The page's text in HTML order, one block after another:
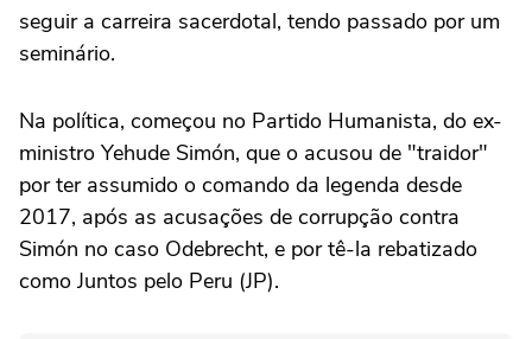
seguir a carreira sacerdotal, tendo passado por um
seminário.
Na política, começou no Partido Humanista, do ex-
ministro Yehude Simón, que o acusou de "traidor"
por ter assumido o comando da legenda desde
2017, após as acusações de corrupção contra
Simón no caso Odebrecht, e por tê-la rebatizado
como Juntos pelo Peru (JP).